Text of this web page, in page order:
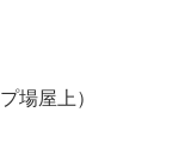
場屋上）